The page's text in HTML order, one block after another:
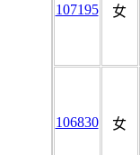
107195 女
106830 女